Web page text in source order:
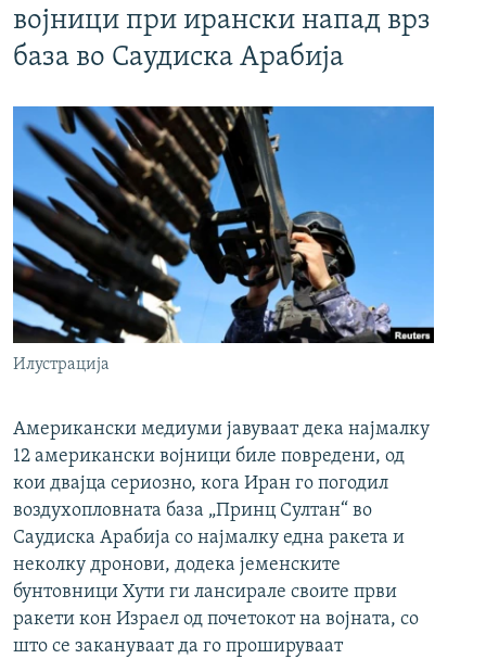
војници при ирански напад врз
база во Саудиска Арабија
Илустрација
Американски медиуми јавуваат дека најмалку
12 американски војници биле повредени, од
кои двајца сериозно, кога Иран го погодил
воздухопловната база „Принц Султан“ во
Саудиска Арабија со најмалку една ракета и
неколку дронови, додека јеменските
бунтовници Хути ги лансирале своите први
ракети кон Израел од почетокот на војната, со
што се закануваат да го прошируваат